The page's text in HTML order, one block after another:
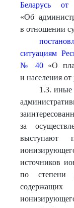
Беларусь
«Об
в отношении
ситуациям
№ 40«О
и населения
1.3. иные
за
выступают
источников
по степени